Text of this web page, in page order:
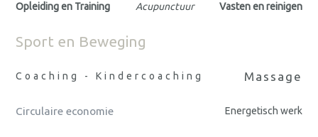
Opleiding en Training Acupunctuur Vasten en reinigen
Sport en Beweging
Coaching - Kindercoaching Massage
Circulaire economie Energetisch werk